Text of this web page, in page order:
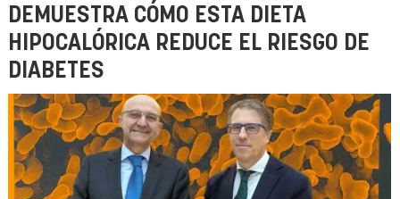
DEMUESTRA CÓMO ESTA DIETA
HIPOCALÓRICA REDUCE EL RIESGO DE
DIABETES